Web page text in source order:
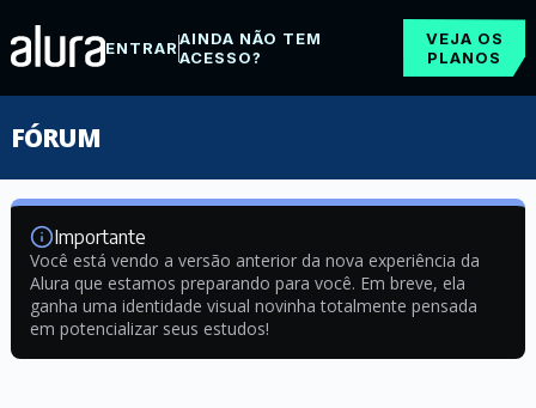
ENTRARAINDA NÃO TEM
ACESSO?
VEJA OS
PLANOS
FÓRUM
Importante
Você está vendo a versão anterior da nova experiência da
Alura que estamos preparando para você. Em breve, ela
ganha uma identidade visual novinha totalmente pensada
em potencializar seus estudos!